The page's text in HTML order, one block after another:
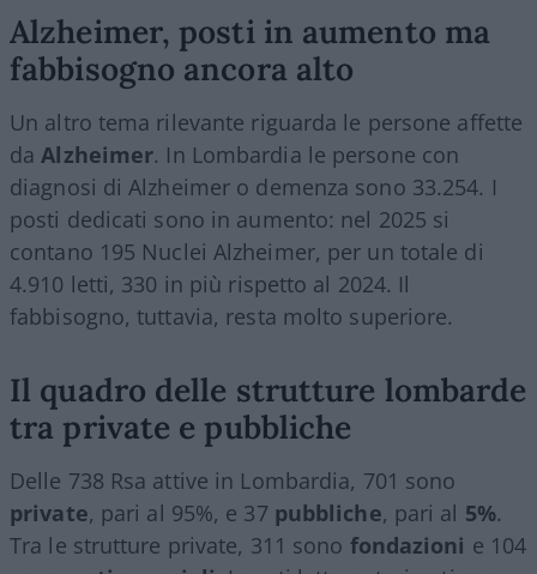
Alzheimer, posti in aumento ma
fabbisogno ancora alto
Un altro tema rilevante riguarda le persone affette
daAlzheimer. In Lombardia le persone con
diagnosi di Alzheimer o demenza sono 33.254. I
posti dedicati sono in aumento: nel 2025 si
contano 195 Nuclei Alzheimer, per un totale di
4.910 letti, 330 in più rispetto al 2024. Il
fabbisogno, tuttavia, resta molto superiore.
Il quadro delle strutture lombarde
tra private e pubbliche
Delle 738 Rsa attive in Lombardia, 701 sono
private, pari al 95%, e 37 pubbliche, pari al 5%.
Tra le strutture private, 311 sono fondazioni e 104